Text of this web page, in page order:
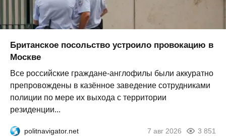
Британское посольство устроило провокацию в
Москве
Все российские граждане-англофилы были аккуратно
препровождены в казённое заведение сотрудниками
полиции по мере их выхода с территории
резиденции...
politnavigator.net 7 авг 2026 3 851